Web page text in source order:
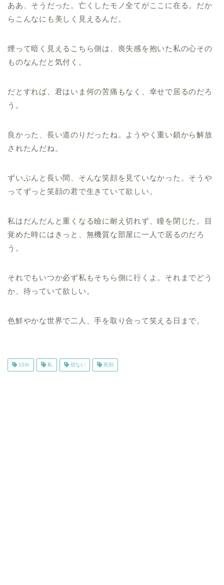
ああ、そうだった。亡くしたモノ全てがここに在る。だか
らこんなにも美しく見えるんだ。
煙って暗く見えるこちら側は、喪失感を抱いた私の心その
ものなんだと気付く。
だとすれば、君はいま何の苦痛もなく、幸せで居るのだろ
う。
良かった、長い道のりだったね。ようやく重い鎖から解放
されたんだね。
ずいぶんと長い間、そんな笑顔を見ていなかった。そうや
ってずっと笑顔の君で生きていて欲しい。
私はだんだんと重くなる瞼に耐え切れず、瞳を閉じた。目
覚めた時にはきっと、無機質な部屋に一人で居るのだろ
う。
それでもいつか必ず私もそちら側に行くよ。それまでどう
か、待っていて欲しい。
色鮮やかな世界で二人、手を取り合って笑える日まで。
10分 私 切ない 死別